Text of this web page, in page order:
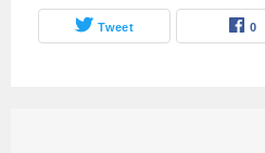
Tweet 0